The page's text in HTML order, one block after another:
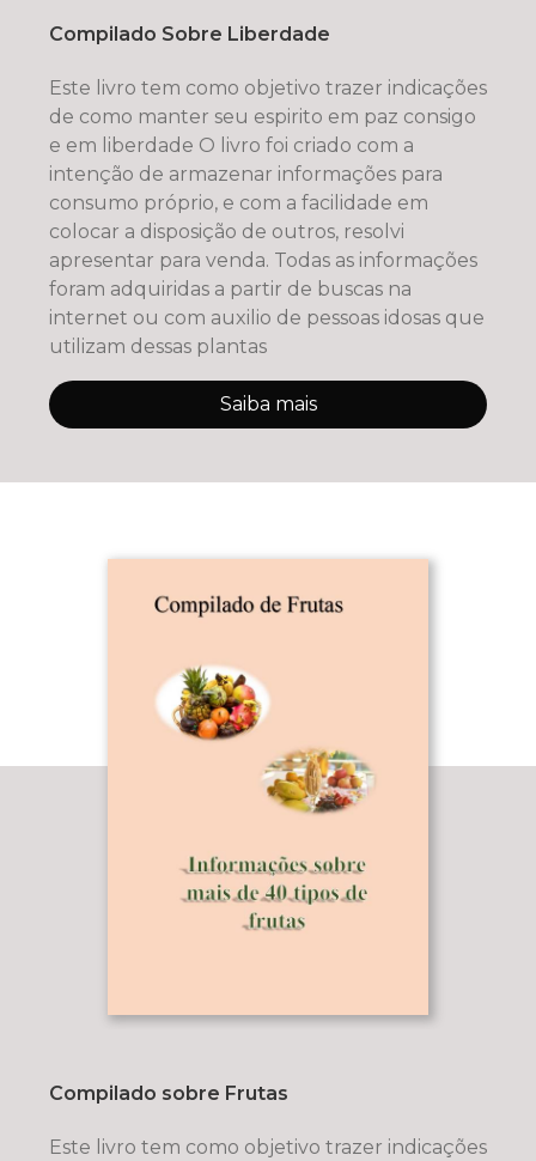
Compilado Sobre Liberdade
Este livro tem como objetivo trazer indicações
de como manter seu espirito em paz consigo
e em liberdade O livro foi criado com a
intenção de armazenar informações para
consumo próprio, e com a facilidade em
colocar a disposição de outros, resolvi
apresentar para venda. Todas as informações
foram adquiridas a partir de buscas na
internet ou com auxilio de pessoas idosas que
utilizam dessas plantas
Saiba mais
Compilado sobre Frutas
Este livro tem como objetivo trazer indicações